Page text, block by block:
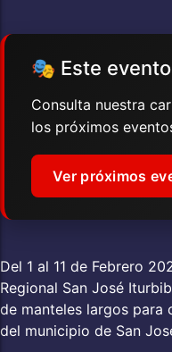
🎭 Este
Consulta nuestra
los próximos
Ver próximos
Del 1 al 11 de Febrero
Regional San José
de manteles largos para
del municipio de San